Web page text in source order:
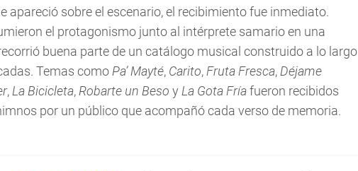
apareció sobre el escenario, el recibimiento fue inmediato.
el protagonismo junto al intérprete samario en una
buena parte de un catálogo musical construido a lo largo
Temas comoPa’ Mayté, Carito,Fruta Fresca,Déjame
,La Bicicleta,Robarte un Beso y La Gota Fríafueron recibidos
por un público que acompañó cada verso de memoria.